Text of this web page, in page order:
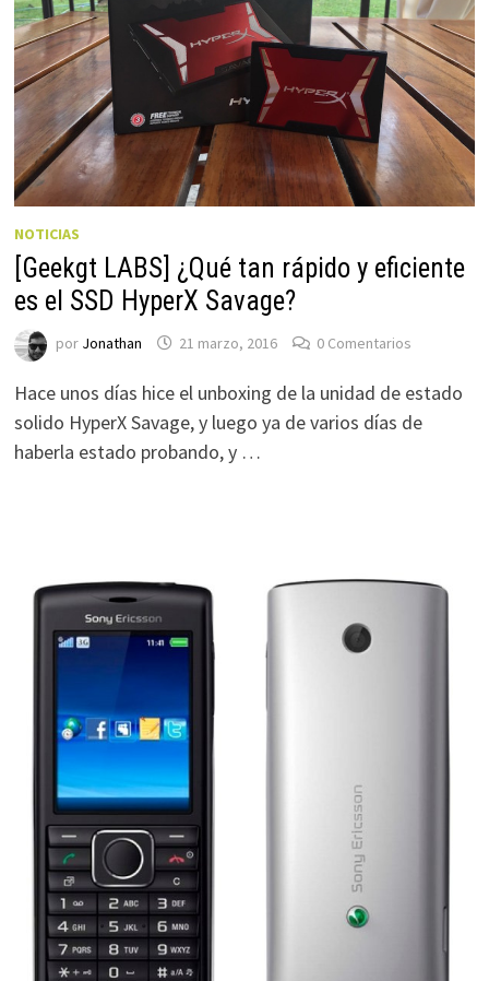
NOTICIAS
[Geekgt LABS] ¿Qué tan rápido y eficiente
es el SSD HyperX Savage?
por Jonathan 21 marzo, 2016 0 Comentarios
Hace unos días hice el unboxing de la unidad de estado
solido HyperX Savage, y luego ya de varios días de
haberla estado probando, y …